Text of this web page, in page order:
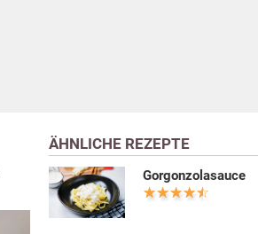
ÄHNLICHE REZEPTE
Gorgonzolasauce